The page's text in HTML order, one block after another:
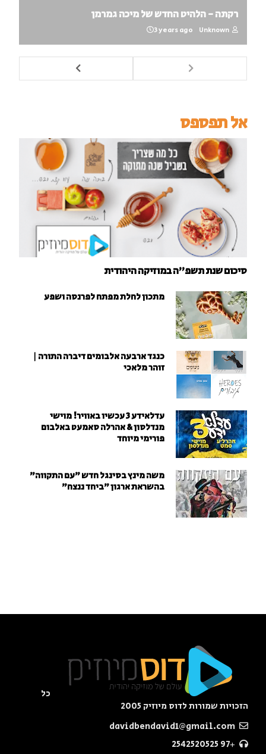
רקתה - הלהיט החדש של מיכה גמרמן
Unknown
3 years ago
אל תפספס
סיכום שנת תשפ"ה במוזיקה היהודית
מתכון לחלת מפתח לפרנסה ושפע
כנגד ארבעה אלבומים דיברה התורה |
זוהר מלאכי
עדלאידע 3 עכשיו באוויר! מוישי
מנדלסון & אהרלה סאמעט באלבום
פורימי מיוחד
משה מינץ בסינגל חדש ״עם התקווה״
בהשראת ארגון "ביחד ננצח"
כל
הזכויות שמורות לדוס מיוזיק 2005
+97 2542520525